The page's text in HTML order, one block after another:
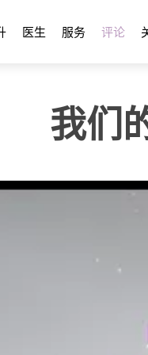
医生 服务 评论
我们